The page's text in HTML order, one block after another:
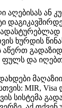
აღებისას ან
ხურდის
და
MIR, Visa
სისტემა